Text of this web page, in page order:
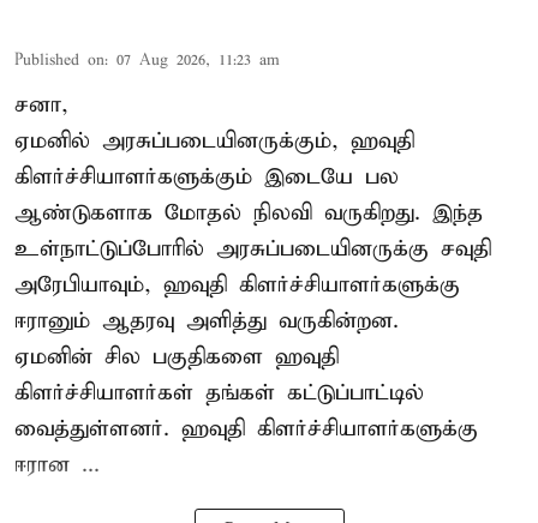
Published on: 07 Aug 2026, 11:23 am
சனா,
ஏமனில் அரசுப்படையினருக்கும், ஹவுதி
கிளர்ச்சியாளர்களுக்கும் இடையே பல
ஆண்டுகளாக மோதல் நிலவி வருகிறது. இந்த
உள்நாட்டுப்போரில் அரசுப்படையினருக்கு சவுதி
அரேபியாவும், ஹவுதி கிளர்ச்சியாளர்களுக்கு
ஈரானும் ஆதரவு அளித்து வருகின்றன.
ஏமனின் சில பகுதிகளை ஹவுதி
கிளர்ச்சியாளர்கள் தங்கள் கட்டுப்பாட்டில்
வைத்துள்ளனர். ஹவுதி கிளர்ச்சியாளர்களுக்கு
ஈரான ...